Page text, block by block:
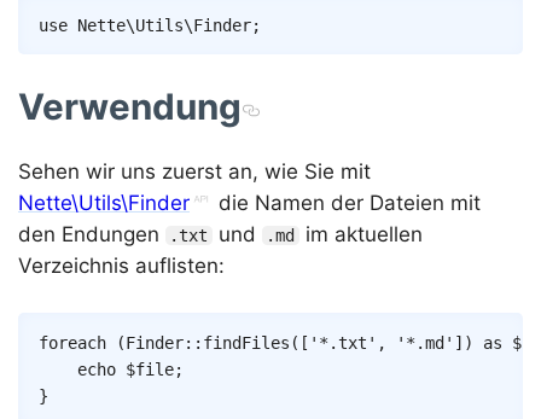
use Nette\Utils\Finder;
Verwendung
Sehen wir uns zuerst an, wie Sie mit
Nette\Utils\Finder
die Namen der Dateien mit
den Endungen
.txt und .md
im aktuellen
Verzeichnis auflisten:
foreach (Finder:: findFiles ( [ '*.txt' , '*.md' ] ) as
echo $file;
}
Copy